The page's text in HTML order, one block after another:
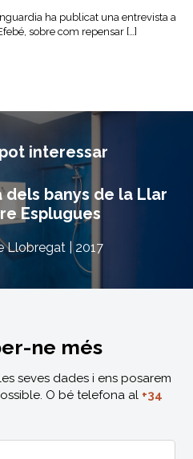
ha publicat una entrevista a
sobre com repensar […]
interessar
banys de la Llar
Esplugues
Llobregat | 2017
ne més
seves dades i ens posarem
O bé telefona al +34